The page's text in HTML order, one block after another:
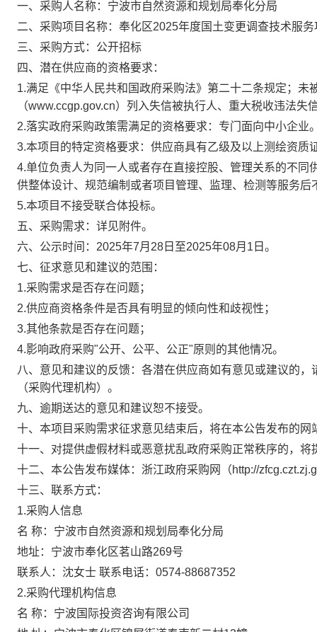
一、采购人名称：宁波市自然资源和规划局奉化分局
二、采购项目名称：奉化区2025年度国土变更调查技术服务
三、采购方式：公开招标
四、潜在供应商的资格要求：
1.满足《中华人民共和国政府采购法》第二十二条规定；未
（www.ccgp.gov.cn）列入失信被执行人、重大税收违法
2.落实政府采购政策需满足的资格要求：专门面向中小企业
3.本项目的特定资格要求：供应商具有乙级及以上测绘资质
4.单位负责人为同一人或者存在直接控股、管理关系的不
供整体设计、规范编制或者项目管理、监理、检测等服务
5.本项目不接受联合体投标。
五、采购需求：详见附件。
六、公示时间：2025年7月28日至2025年08月1日。
七、征求意见和建议的范围：
1.采购需求是否存在问题；
2.供应商资格条件是否具有明显的倾向性和歧视性；
3.其他条款是否存在问题；
4.影响政府采购"公开、公平、公正"原则的其他情况。
八、意见和建议的反馈：各潜在供应商如有意见或建议的
（采购代理机构）。
九、逾期送达的意见和建议恕不接受。
十、本项目采购需求征求意见结束后，将在本公告发布的网
十一、对提供虚假材料或恶意扰乱政府采购正常秩序的，
十二、本公告发布媒体：浙江政府采购网（http://
十三、联系方式：
1.采购人信息
名 称：宁波市自然资源和规划局奉化分局
地址：宁波市奉化区茗山路269号
联系人：沈女士 联系电话：0574-88687352
2.采购代理机构信息
名 称：宁波国际投资咨询有限公司